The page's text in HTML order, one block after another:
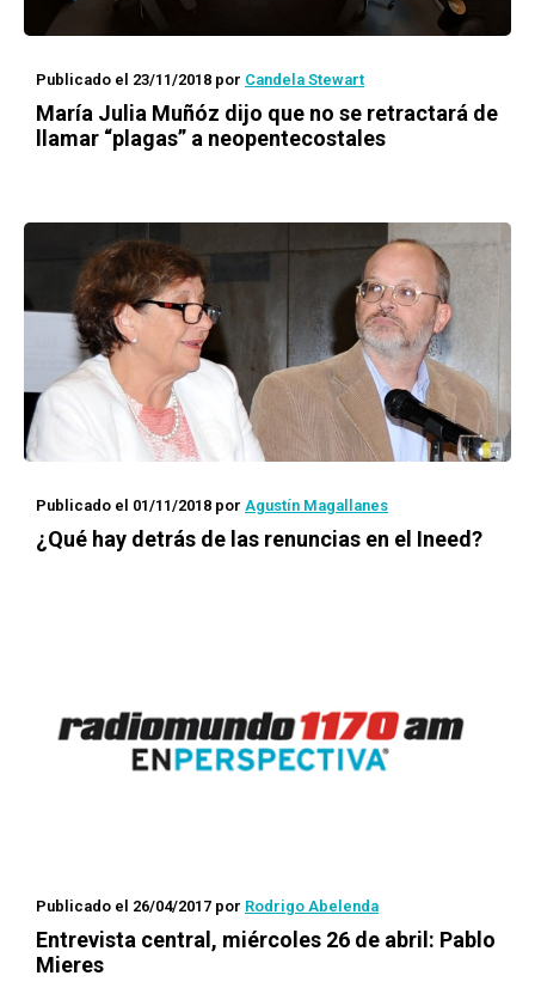
Publicado el 23/11/2018 por Candela Stewart
María Julia Muñóz dijo que no se retractará de
llamar “plagas” a neopentecostales
Publicado el 01/11/2018 por Agustín Magallanes
¿Qué hay detrás de las renuncias en el Ineed?
Publicado el 26/04/2017 por Rodrigo Abelenda
Entrevista central, miércoles 26 de abril: Pablo
Mieres